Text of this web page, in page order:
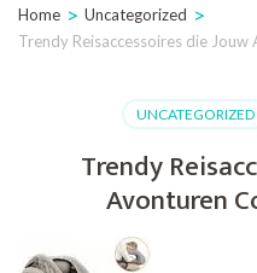
Home > Uncategorized >
Trendy Reisaccessoires die
UNCATEGORIZED
Trendy
Avonturen